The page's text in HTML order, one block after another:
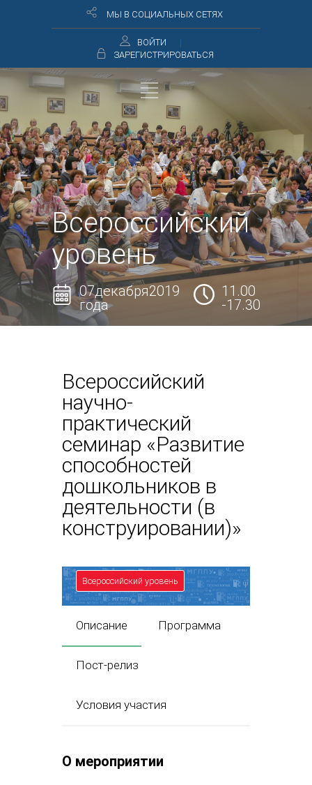
МЫ В СОЦИАЛЬНЫХ СЕТЯХ
ВОЙТИ
ЗАРЕГИСТРИРОВАТЬСЯ
Всероссийский
уровень
07декабря2019
года
11.00
-17.30
Всероссийский
научно-
практический
семинар «Развитие
способностей
дошкольников в
деятельности (в
конструировании)»
Всероссийский уровень
Описание Программа
Пост-релиз
Условия участия
О мероприятии